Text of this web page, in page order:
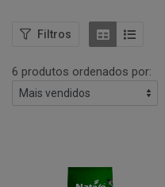
Filtros
6 produtos ordenados por: